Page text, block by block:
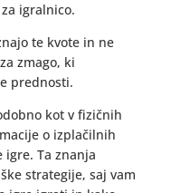
igralnico.
te kvote in ne
zmago, ki
prednosti.
kot v fizičnih
o izplačilnih
Ta znanja
strategije, saj vam